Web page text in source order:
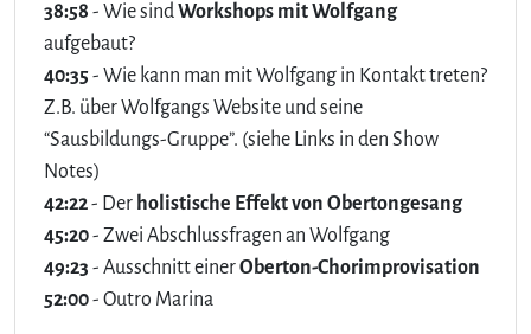
38:58 - Wie sindWorkshops mit Wolfgang
aufgebaut?
40:35- Wie kann man mit Wolfgang in Kontakt treten?
Z.B. über Wolfgangs Website und seine
“Sausbildungs-Gruppe”. (siehe Links in den Show
Notes)
42:22- Der holistische Effekt von Obertongesang
45:20- Zwei Abschlussfragen an Wolfgang
49:23 - Ausschnitt einerOberton-Chorimprovisation
52:00- Outro Marina